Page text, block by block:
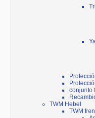
conjunto
TWM Hebel
TWM